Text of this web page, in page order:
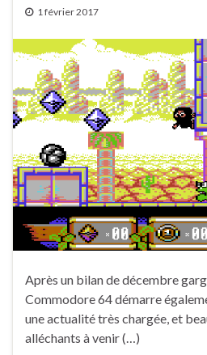
1 février 2017
Après un bilan de décembre
Commodore 64 démarre
une actualité très chargée, et
alléchants à venir (…)